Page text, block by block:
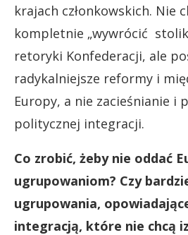
krajach członkowskich. Nie
kompletnie „wywrócić
retoryki Konfederacji, ale
radykalniejsze reformy i
Europy, a nie zacieśnianie i
politycznej integracji.
Co zrobić, żeby nie oddać
ugrupowaniom? Czy
ugrupowania,
integracją, które nie chcą